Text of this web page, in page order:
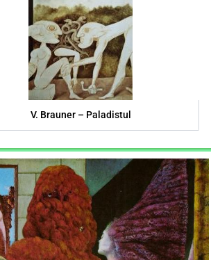
V. Brauner – Paladistul